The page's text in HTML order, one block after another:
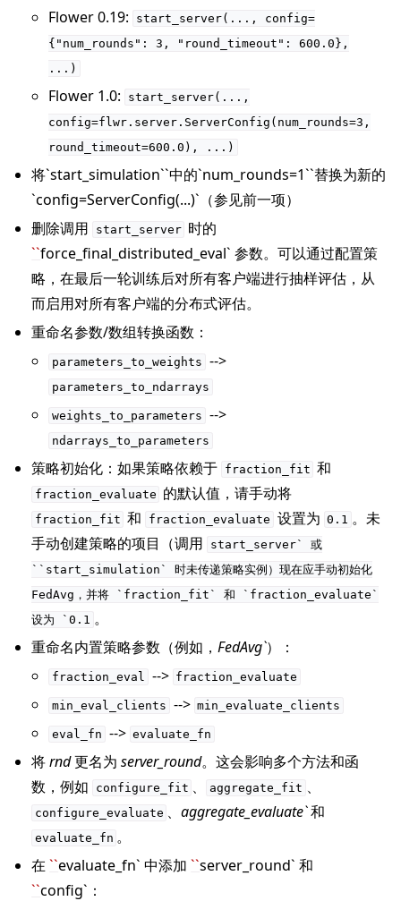
Flower 0.19: start_server(...,
config=
{"num_rounds":
3, "round_timeout":
600.0},
...)
Flower 1.0:
start_server(...,
config=flwr.server.ServerConfig(num_rounds=3,
round_timeout=600.0),
...)
将`start_simulation``中的`num_rounds=1``替换为新的
`config=ServerConfig(...)`（参见前一项）
删除调用
start_server 时的
``force_final_distributed_eval` 参数。可以通过配置策
略，在最后一轮训练后对所有客户端进行抽样评估，从
而启用对所有客户端的分布式评估。
重命名参数/数组转换函数：
parameters_to_weights -->
parameters_to_ndarrays
weights_to_parameters -->
ndarrays_to_parameters
策略初始化：如果策略依赖于 fraction_fit 和
fraction_evaluate 的默认值，请手动将
fraction_fit 和 fraction_evaluate 设置为 0.1 。未
手动创建策略的项目（调用
start_server`
或
``start_simulation`
时未传递策略实例）现在应手动初始化
FedAvg，并将
`fraction_fit` 和
`fraction_evaluate`
设为
`0.1 。
重命名内置策略参数（例如，FedAvg`）：
fraction_eval --> fraction_evaluate
min_eval_clients --> min_evaluate_clients
eval_fn --> evaluate_fn
将rnd更名为server_round。这会影响多个方法和函
数，例如
configure_fit 、 aggregate_fit 、
configure_evaluate 、aggregate_evaluate`和
evaluate_fn 。
在``evaluate_fn` 中添加``server_round` 和
``config`：